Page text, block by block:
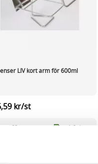
LIV kort arm för 600ml
kr/st
lager 82 st ca 1-2 dagar